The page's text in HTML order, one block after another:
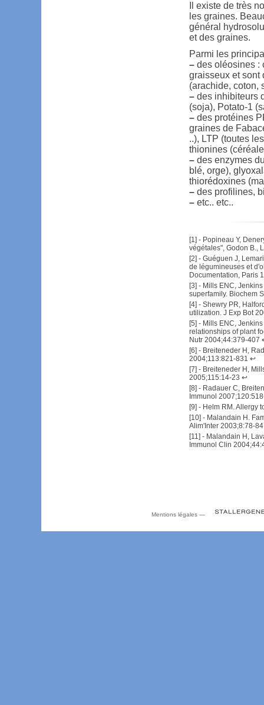
Il existe de très
les graines.
général
et des graines.
Parmi les
–des oléosines :
graisseux et sont
(arachide, coton,
–des inhibiteurs
(soja), Potato-1
–des protéines
graines de
..), LTP (toutes
thionines
–des enzymes
blé, orge),
thiorédoxines
–des profilines,
–etc.. etc..
[1] - Popineau Y,
végétales", Godon B.,
[2] - Guéguen J,
de légumineuses et
Documentation, Paris
[3] - Mills ENC,
superfamily. Biochem
[4] - Shewry PR,
utilization. J Exp Bot
[5] - Mills ENC,
relationships of plant
Nutr 2004;44:379-407
[6] - Breiteneder H,
2004;113:821-831 ↩
[7] - Breiteneder H,
2005;115:14-23 ↩
[8] - Radauer C,
Immunol
[9] - Helm RM. Allergy
[10] - Malandain H.
Alim'Inter 2003;8:78-84
[11] - Malandain H,
Immunol Clin
Mentions légales —